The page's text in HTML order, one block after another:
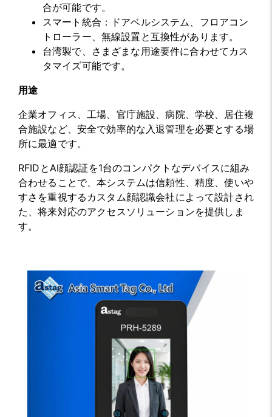
合が可能です。
スマート統合：ドアベルシステム、フロアコン
トローラー、無線設置と互換性があります。
台湾製で、さまざまな用途要件に合わせてカス
タマイズ可能です。
用途
企業オフィス、工場、官庁施設、病院、学校、居住複
合施設など、安全で効率的な入退管理を必要とする場
所に最適です。
RFIDとAI顔認証を1台のコンパクトなデバイスに組み
合わせることで、本システムは信頼性、精度、使いや
すさを重視するカスタム顔認識会社によって設計され
た、将来対応のアクセスソリューションを提供しま
す。